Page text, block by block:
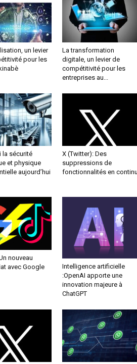
un levier
pour les
La transformation
digitale, un levier de
compétitivité pour les
entreprises au...
la sécurité
et physique
aujourd’hui
X (Twitter): Des
suppressions de
fonctionnalités en continu
nouveau
avec Google
Intelligence artificielle
:OpenAI apporte une
innovation majeure à
ChatGPT